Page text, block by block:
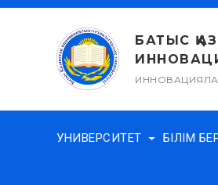
Skip
БАТЫС
УНИВЕРСИТЕТ БІЛІМ